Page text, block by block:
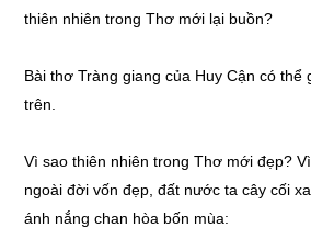
thiên nhiên trong Thơ mới lại buồn?
Bài thơ Tràng giang của Huy Cận có thể
trên.
Vì sao thiên nhiên trong Thơ mới đẹp?
ngoài đời vốn đẹp, đất nước ta cây cối
ánh nắng chan hòa bốn mùa: